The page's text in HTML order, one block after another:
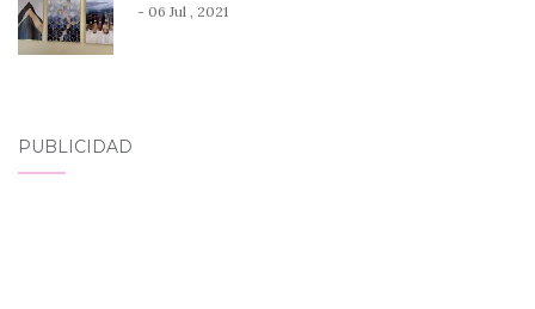
- 06 Jul , 2021
PUBLICIDAD